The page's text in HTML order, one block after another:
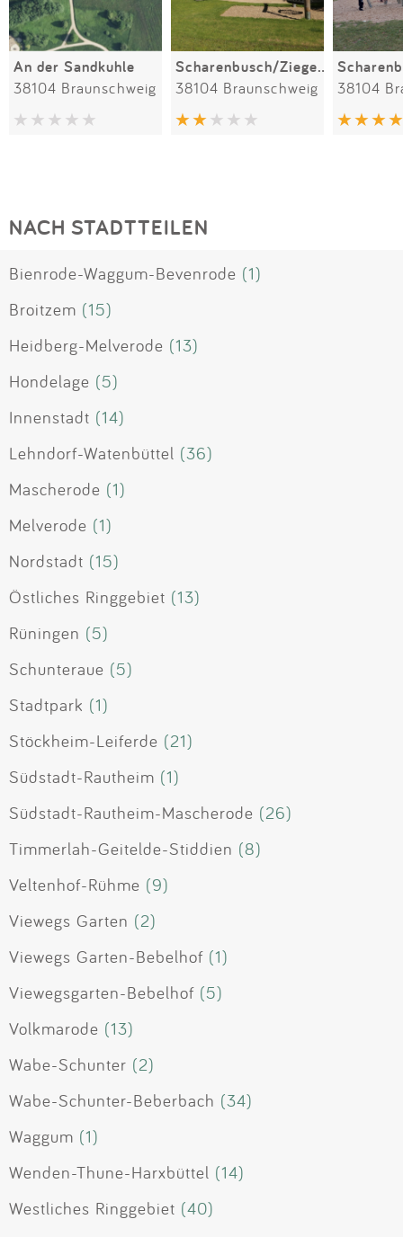
An der Sandkuhle
38104 Braunschweig
Scharenbusch/Ziegelwiese
38104 Braunschweig 38104
NACH STADTTEILEN
Bienrode-Waggum-Bevenrode (1)
Broitzem (15)
Heidberg-Melverode (13)
Hondelage (5)
Innenstadt (14)
Lehndorf-Watenbüttel (36)
Mascherode (1)
Melverode (1)
Nordstadt (15)
Östliches Ringgebiet (13)
Rüningen (5)
Schunteraue (5)
Stadtpark (1)
Stöckheim-Leiferde (21)
Südstadt-Rautheim (1)
Südstadt-Rautheim-Mascherode (26)
Timmerlah-Geitelde-Stiddien (8)
Veltenhof-Rühme (9)
Viewegs Garten (2)
Viewegs Garten-Bebelhof (1)
Viewegsgarten-Bebelhof (5)
Volkmarode (13)
Wabe-Schunter (2)
Wabe-Schunter-Beberbach (34)
Waggum (1)
Wenden-Thune-Harxbüttel (14)
Westliches Ringgebiet (40)